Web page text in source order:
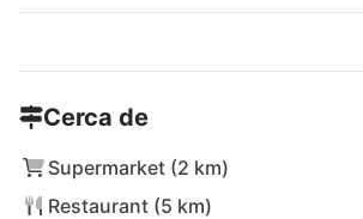
Cerca de
Supermarket (2 km)
Restaurant (5 km)